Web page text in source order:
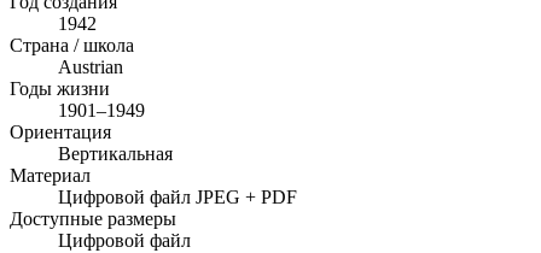
1942
Страна / школа
Austrian
Годы жизни
1901–1949
Ориентация
Вертикальная
Материал
Цифровой файл JPEG + PDF
Доступные размеры
Цифровой файл